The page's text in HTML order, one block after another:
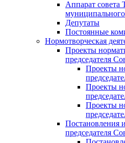
Аппарат совета
Депутаты
Постоянные
Нормотворческая
Проекты
председателя
Проекты
Проекты
Проекты
Постановления
председателя